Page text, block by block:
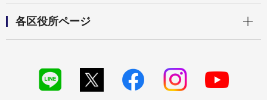
各区役所ページ